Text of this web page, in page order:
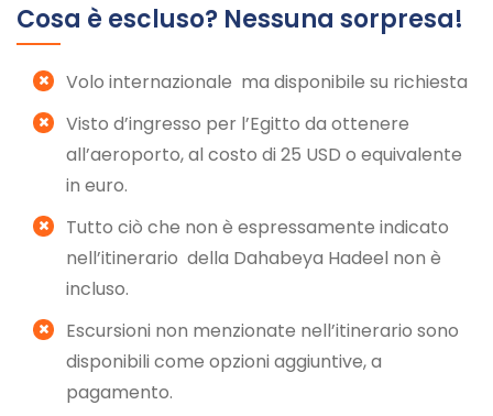
Cosa è escluso? Nessuna sorpresa!
Volo internazionale ma disponibile su richiesta
Visto d’ingresso per l’Egitto da ottenere
all’aeroporto, al costo di 25 USD o equivalente
in euro.
Tutto ciò che non è espressamente indicato
nell’itinerario della Dahabeya Hadeel non è
incluso.
Escursioni non menzionate nell’itinerario sono
disponibili come opzioni aggiuntive, a
pagamento.